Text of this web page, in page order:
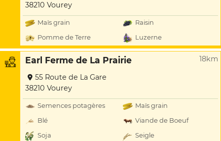
38210 Vourey
Maïs grain
Raisin
Pomme de Terre
Luzerne
Earl Ferme de La Prairie 18km
55 Route de La Gare
38210 Vourey
Semences potagères
Maïs grain
Blé
Viande de Boeuf
Soja
Seigle